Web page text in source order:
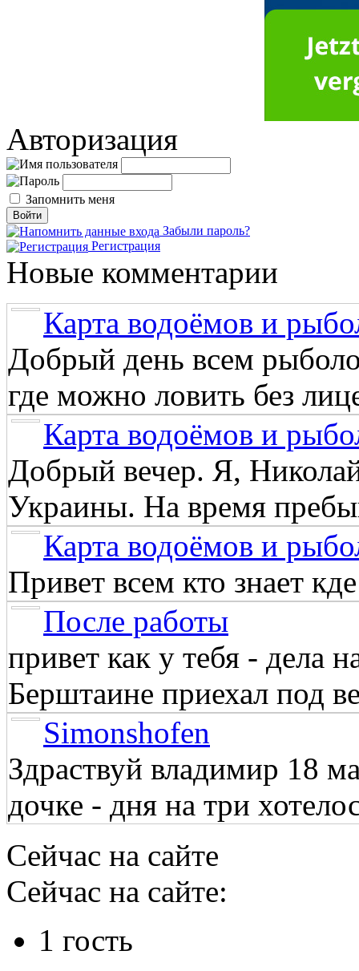
Авторизация
Запомнить меня
Забыли пароль?
Регистрация
Новые комментарии
Карта водоёмов и
Добрый день всем
где можно ловить без
Карта водоёмов и
Добрый вечер. Я,
Украины. На время
Карта водоёмов и
Привет всем кто знает
После работы
привет как у тебя - дела
Берштаине приехал под
Simonshofen
Здраствуй владимир 18
дочке - дня на три
Сейчас на сайте
Сейчас на сайте:
1 гость